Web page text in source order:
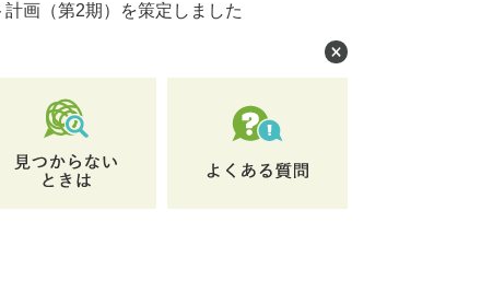
画（第2期）を策定しました